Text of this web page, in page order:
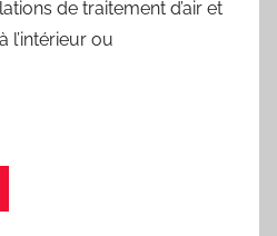
de traitement d’air et
l’intérieur ou